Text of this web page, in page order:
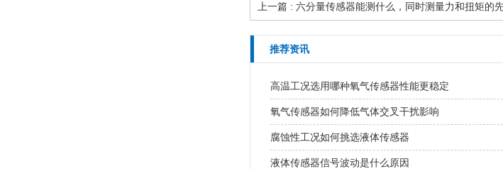
上一篇 : 六分量传感器能测什么，同时测量力和扭矩的
推荐资讯
高温工况选用哪种氧气传感器性能更稳定
氧气传感器如何降低气体交叉干扰影响
腐蚀性工况如何挑选液体传感器
液体传感器信号波动是什么原因